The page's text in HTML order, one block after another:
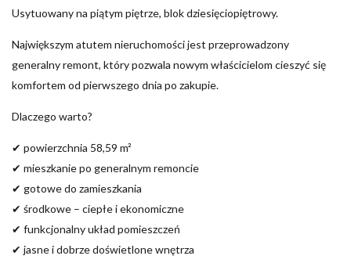
Usytuowany na piątym piętrze, blok dziesięciopiętrowy.
Największym atutem nieruchomości jest przeprowadzony
generalny remont, który pozwala nowym właścicielom cieszyć się
komfortem od pierwszego dnia po zakupie.
Dlaczego warto?
✔ powierzchnia 58,59 m²
✔ mieszkanie po generalnym remoncie
✔ gotowe do zamieszkania
✔ środkowe – ciepłe i ekonomiczne
✔ funkcjonalny układ pomieszczeń
✔ jasne i dobrze doświetlone wnętrza